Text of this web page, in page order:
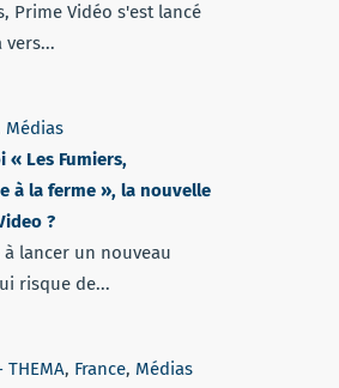
Prime Vidéo s'est lancé
Médias
« Les Fumiers,
à la ferme », la nouvelle
?
lancer un nouveau
risque de...
THEMA, France, Médias